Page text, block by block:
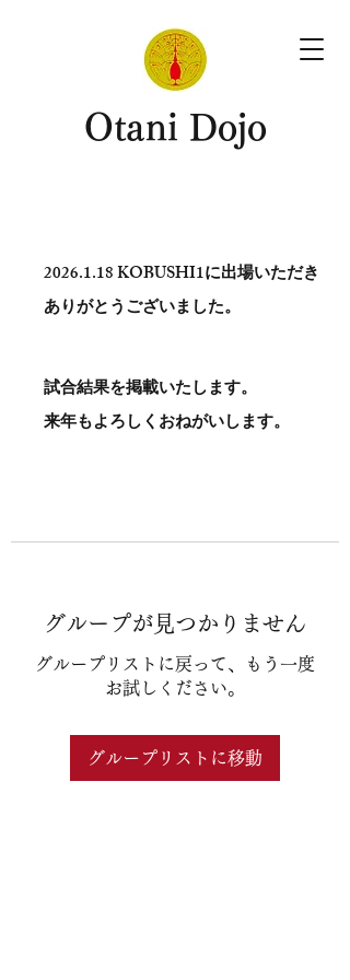
​Otani Dojo
2026.1.18KOBUSHI1に出場いただき
ありがとう​ございました。
試合結果を掲載いたします。
​来年もよろしくおねがいします。
グループが見つかりません
グループリストに戻って、もう一度
お試しください。
グループリストに移動